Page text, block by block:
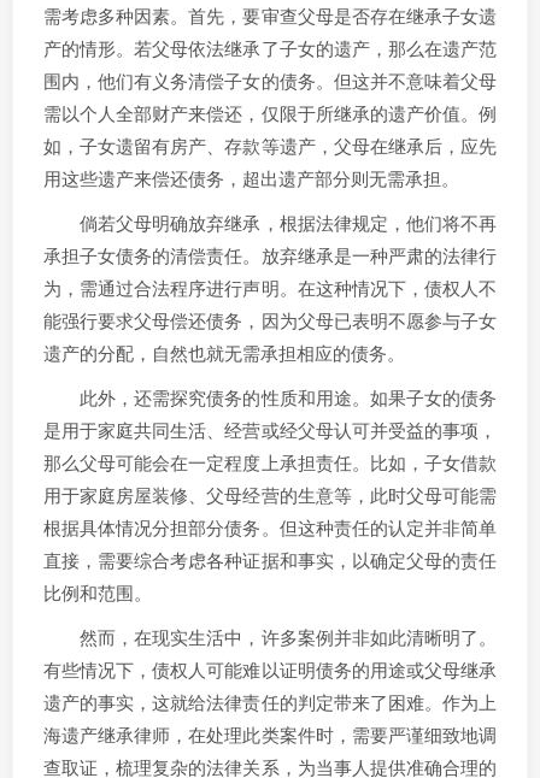
需考虑多种因素。首先，要审查父母是否存在继承子女遗
产的情形。若父母依法继承了子女的遗产，那么在遗产范
围内，他们有义务清偿子女的债务。但这并不意味着父母
需以个人全部财产来偿还，仅限于所继承的遗产价值。例
如，子女遗留有房产、存款等遗产，父母在继承后，应先
用这些遗产来偿还债务，超出遗产部分则无需承担。
倘若父母明确放弃继承，根据法律规定，他们将不再
承担子女债务的清偿责任。放弃继承是一种严肃的法律行
为，需通过合法程序进行声明。在这种情况下，债权人不
能强行要求父母偿还债务，因为父母已表明不愿参与子女
遗产的分配，自然也就无需承担相应的债务。
此外，还需探究债务的性质和用途。如果子女的债务
是用于家庭共同生活、经营或经父母认可并受益的事项，
那么父母可能会在一定程度上承担责任。比如，子女借款
用于家庭房屋装修、父母经营的生意等，此时父母可能需
根据具体情况分担部分债务。但这种责任的认定并非简单
直接，需要综合考虑各种证据和事实，以确定父母的责任
比例和范围。
然而，在现实生活中，许多案例并非如此清晰明了。
有些情况下，债权人可能难以证明债务的用途或父母继承
遗产的事实，这就给法律责任的判定带来了困难。作为上
海遗产继承律师，在处理此类案件时，需要严谨细致地调
查取证，梳理复杂的法律关系，为当事人提供准确合理的